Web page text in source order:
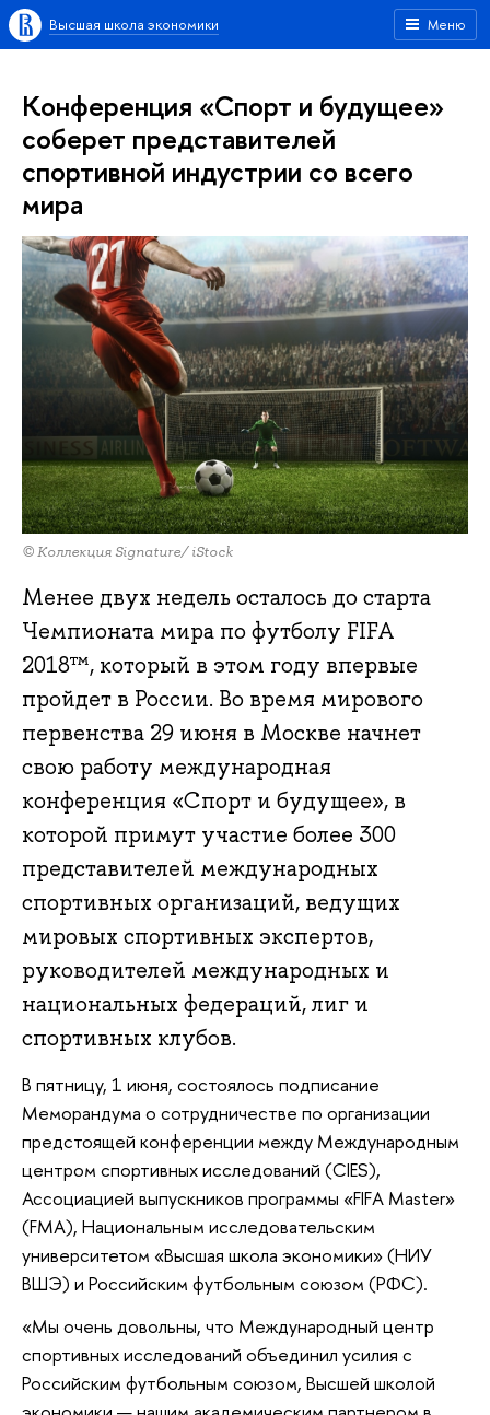
Меню
Высшая школа экономики
Конференция «Спорт и будущее»
соберет представителей
спортивной индустрии со всего
мира
© Коллекция Signature/ iStock
Менее двух недель осталось до старта
Чемпионата мира по футболу FIFA
2018™, который в этом году впервые
пройдет в России. Во время мирового
первенства 29 июня в Москве начнет
свою работу международная
конференция «Спорт и будущее», в
которой примут участие более 300
представителей международных
спортивных организаций, ведущих
мировых спортивных экспертов,
руководителей международных и
национальных федераций, лиг и
спортивных клубов.
В пятницу, 1 июня, состоялось подписание
Меморандума о сотрудничестве по организации
предстоящей конференции между Международным
центром спортивных исследований (CIES),
Ассоциацией выпускников программы «FIFA Master»
(FMA), Национальным исследовательским
университетом «Высшая школа экономики» (НИУ
ВШЭ) и Российским футбольным союзом (РФС).
«Мы очень довольны, что Международный центр
спортивных исследований объединил усилия с
Российским футбольным союзом, Высшей школой